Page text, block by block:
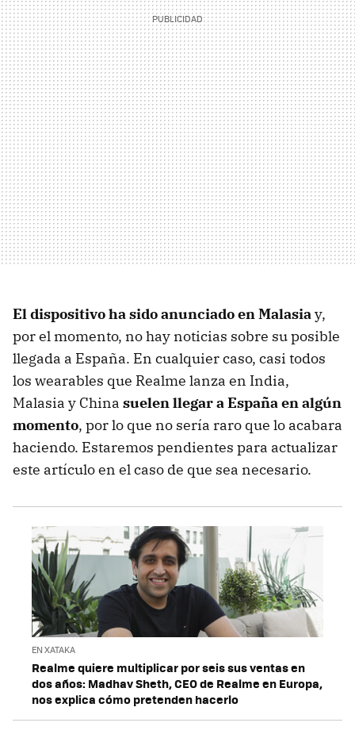
El dispositivo ha sido anunciado en Malasiay,
por el momento, no hay noticias sobre su posible
llegada a España. En cualquier caso, casi todos
los wearables que Realme lanza en India,
Malasia y China suelen llegar a España en algún
momento, por lo que no sería raro que lo acabara
haciendo. Estaremos pendientes para actualizar
este artículo en el caso de que sea necesario.
EN XATAKA
Realme quiere multiplicar por seis sus ventas en
dos años: Madhav Sheth, CEO de Realme en Europa,
nos explica cómo pretenden hacerlo